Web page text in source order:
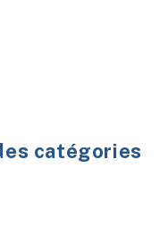
catégories